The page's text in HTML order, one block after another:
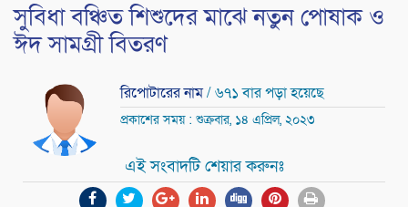
সুবিধা বঞ্চিত শিশুদের মাঝে নতুন পোষাক ও
ঈদ সামগ্রী বিতরণ
রিপোটারের নাম/ ৬৭১ বার পড়া হয়েছে
প্রকাশের সময় : শুক্রবার, ১৪ এপ্রিল, ২০২৩
এই সংবাদটি শেয়ার করুনঃ